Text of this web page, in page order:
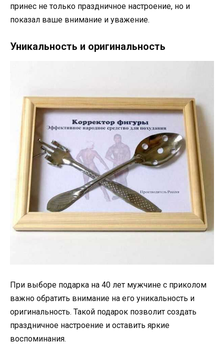
принес не только праздничное настроение, но и
показал ваше внимание и уважение.
Уникальность и оригинальность
При выборе подарка на 40 лет мужчине с приколом
важно обратить внимание на его уникальность и
оригинальность. Такой подарок позволит создать
праздничное настроение и оставить яркие
воспоминания.